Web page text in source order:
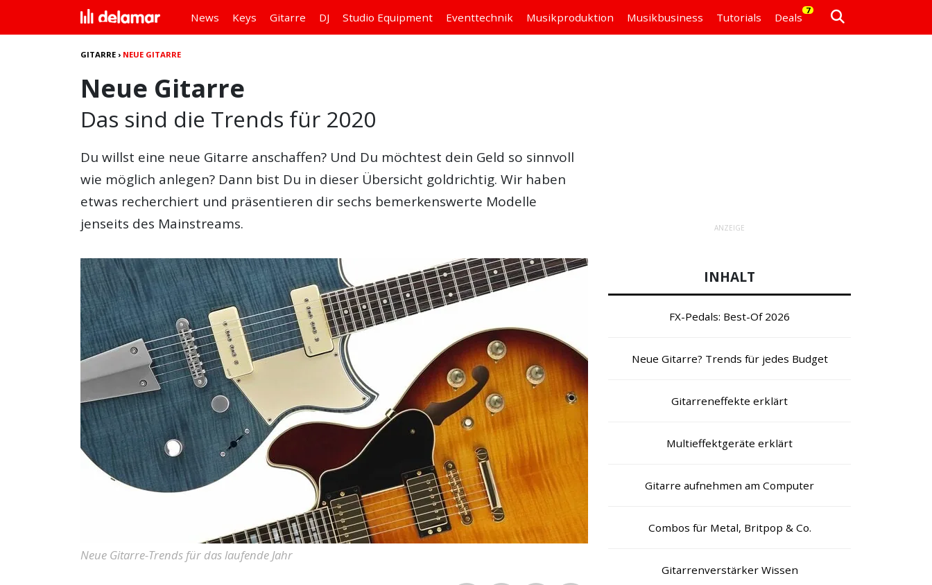
News Keys Gitarre DJ Studio Equipment Eventtechnik Musikproduktion Musikbusiness Tutorials Deals
7
GITARRE › NEUE GITARRE
Neue Gitarre
Das sind die Trends für 2020
Du willst eine neue Gitarre anschaffen? Und Du möchtest dein Geld so sinnvoll
wie möglich anlegen? Dann bist Du in dieser Übersicht goldrichtig. Wir haben
etwas recherchiert und präsentieren dir sechs bemerkenswerte Modelle
jenseits des Mainstreams.
Neue Gitarre-Trends für das laufende Jahr
ANZEIGE
INHALT
FX-Pedals: Best-Of 2026
Neue Gitarre? Trends für jedes Budget
Gitarreneffekte erklärt
Multieffektgeräte erklärt
Gitarre aufnehmen am Computer
Combos für Metal, Britpop & Co.
Gitarrenverstärker Wissen